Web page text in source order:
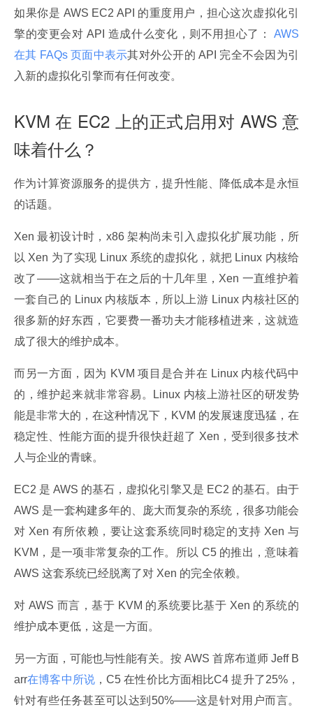
如果你是 AWS EC2 API 的重度用户，担心这次虚拟化引
擎的变更会对 API 造成什么变化，则不用担心了：
AWS
在其 FAQs 页面中表示其对外公开的 API 完全不会因为引
入新的虚拟化引擎而有任何改变。
KVM 在 EC2 上的正式启用对 AWS 意
味着什么？
作为计算资源服务的提供方，提升性能、降低成本是永恒
的话题。
Xen 最初设计时，x86 架构尚未引入虚拟化扩展功能，所
以 Xen 为了实现 Linux 系统的虚拟化，就把 Linux 内核给
改了——这就相当于在之后的十几年里，Xen 一直维护着
一套自己的 Linux 内核版本，所以上游 Linux 内核社区的
很多新的好东西，它要费一番功夫才能移植进来，这就造
成了很大的维护成本。
而另一方面，因为 KVM 项目是合并在 Linux 内核代码中
的，维护起来就非常容易。Linux 内核上游社区的研发势
能是非常大的，在这种情况下，KVM 的发展速度迅猛，在
稳定性、性能方面的提升很快赶超了 Xen，受到很多技术
人与企业的青睐。
EC2 是 AWS 的基石，虚拟化引擎又是 EC2 的基石。由于
AWS 是一套构建多年的、庞大而复杂的系统，很多功能会
对 Xen 有所依赖，要让这套系统同时稳定的支持 Xen 与
KVM，是一项非常复杂的工作。所以 C5 的推出，意味着
AWS 这套系统已经脱离了对 Xen 的完全依赖。
对 AWS 而言，基于 KVM 的系统要比基于 Xen 的系统的
维护成本更低，这是一方面。
另一方面，可能也与性能有关。按 AWS 首席布道师 Jeff B
arr在博客中所说，C5 在性价比方面相比C4 提升了25%，
针对有些任务甚至可以达到50%——这是针对用户而言。